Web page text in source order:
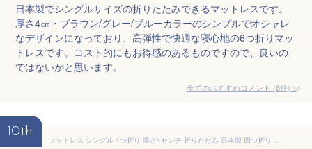
日本製でシングルサイズの折りたたみできるマットレスです。
厚さ4㎝・ブラウン/グレー/ブルーカラーのシンプルでオシャレ
なデザインになっており、高弾性で快適な寝心地の6つ折りマッ
トレスです。コスト的にもお得感のあるものですので、良いの
ではないかと思います。
全てのおすすめコメント (6件) >
10th
マットレス シングル 4つ折り 厚さ4センチ 折りたたみ 日本製 四つ折り 来客用 やわらかめ 国産 寝具 敷布団 トッパー 車中泊 ベッド用 コンパクト 軽量 ウレタン ウエルタイム